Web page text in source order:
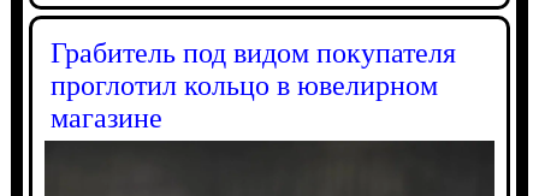
Грабитель под видом покупателя
проглотил кольцо в ювелирном
магазине